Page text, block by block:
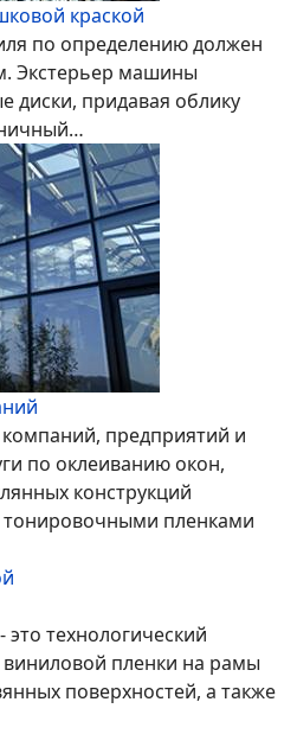
краской
по определению должен
Экстерьер машины
диски, придавая облику
предприятий и
по оклеиванию окон,
конструкций
пленками
технологический
пленки на рамы
поверхностей, а также